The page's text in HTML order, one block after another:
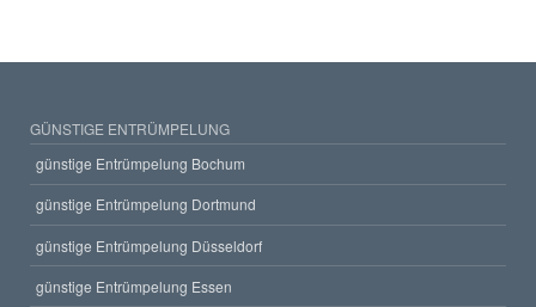
GÜNSTIGE ENTRÜMPELUNG
günstige Entrümpelung Bochum
günstige Entrümpelung Dortmund
günstige Entrümpelung Düsseldorf
günstige Entrümpelung Essen